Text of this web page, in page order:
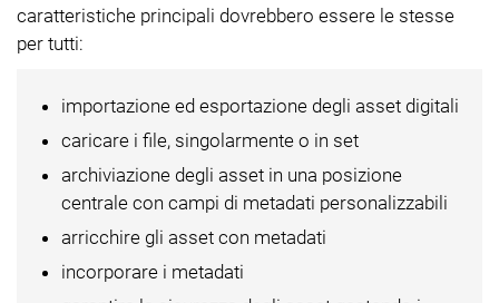
caratteristiche principali dovrebbero essere le stesse
per tutti:
importazione ed esportazione degli asset digitali
caricare i file, singolarmente o in set
archiviazione degli asset in una posizione
centrale con campi di metadati personalizzabili
arricchire gli asset con metadati
incorporare i metadati